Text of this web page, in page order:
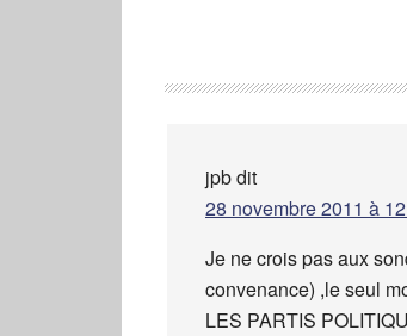
jpbdit
28 novembre 2011 à
Je ne crois pas aux
convenance) ,le seul
LES PARTIS